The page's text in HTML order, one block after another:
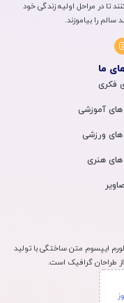
تا در مراحل اولیه زندگی خود
سالم را بیاموزند.
ما
فکری
های آموزشی
های ورزشی
های هنری
ایپسوم متن ساختگی با تولید
طراحان گرافیک است.